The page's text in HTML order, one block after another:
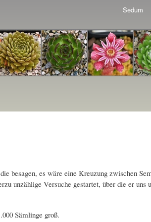
Sedum
besagen, es wäre eine Kreuzung zwischen
unzählige Versuche gestartet, über die er
Sämlinge groß.